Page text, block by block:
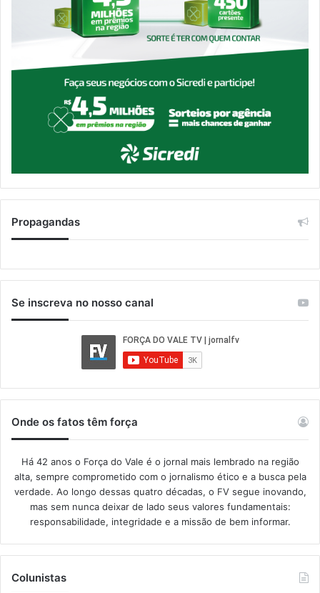
Propagandas
Se inscreva no nosso canal
Onde os fatos têm força
Há 42 anos o Força do Vale é o jornal mais lembrado na região
alta, sempre comprometido com o jornalismo ético e a busca pela
verdade. Ao longo dessas quatro décadas, o FV segue inovando,
mas sem nunca deixar de lado seus valores fundamentais:
responsabilidade, integridade e a missão de bem informar.​
Colunistas